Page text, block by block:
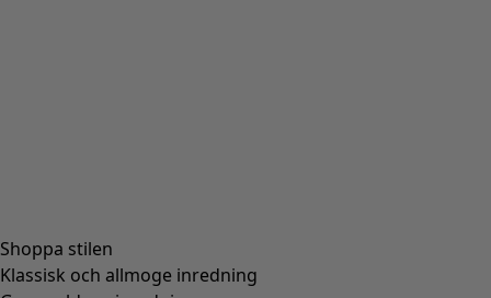
Shoppa stilen
Klassisk och allmoge inredning